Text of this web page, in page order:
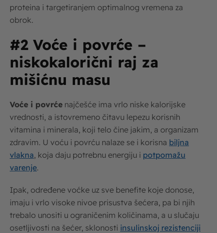
proteina i targetiranjem optimalnog vremena za
obrok.
#2 Voće i povrće –
niskokalorični raj za
mišićnu masu
Voće i povrće najčešće ima vrlo niske kalorijske
vrednosti, a istovremeno čitavu lepezu korisnih
vitamina i minerala, koji telo čine jakim, a organizam
zdravim. U voću i povrću nalaze se i korisna biljna
vlakna , koja daju potrebnu energiju i potpomažu
varenje.
Ipak, određene voćke uz sve benefite koje donose,
imaju i vrlo visoke nivoe prisustva šećera, pa bi njih
trebalo unositi u ograničenim količinama, a u slučaju
osetljivosti na šećer, sklonosti insulinskoj rezistenciji